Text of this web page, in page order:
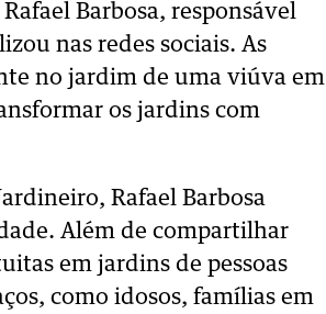
Barbosa, responsável
nas redes sociais. As
no jardim de uma viúva em
os jardins com
Rafael Barbosa
Além de compartilhar
em jardins de pessoas
como idosos, famílias em